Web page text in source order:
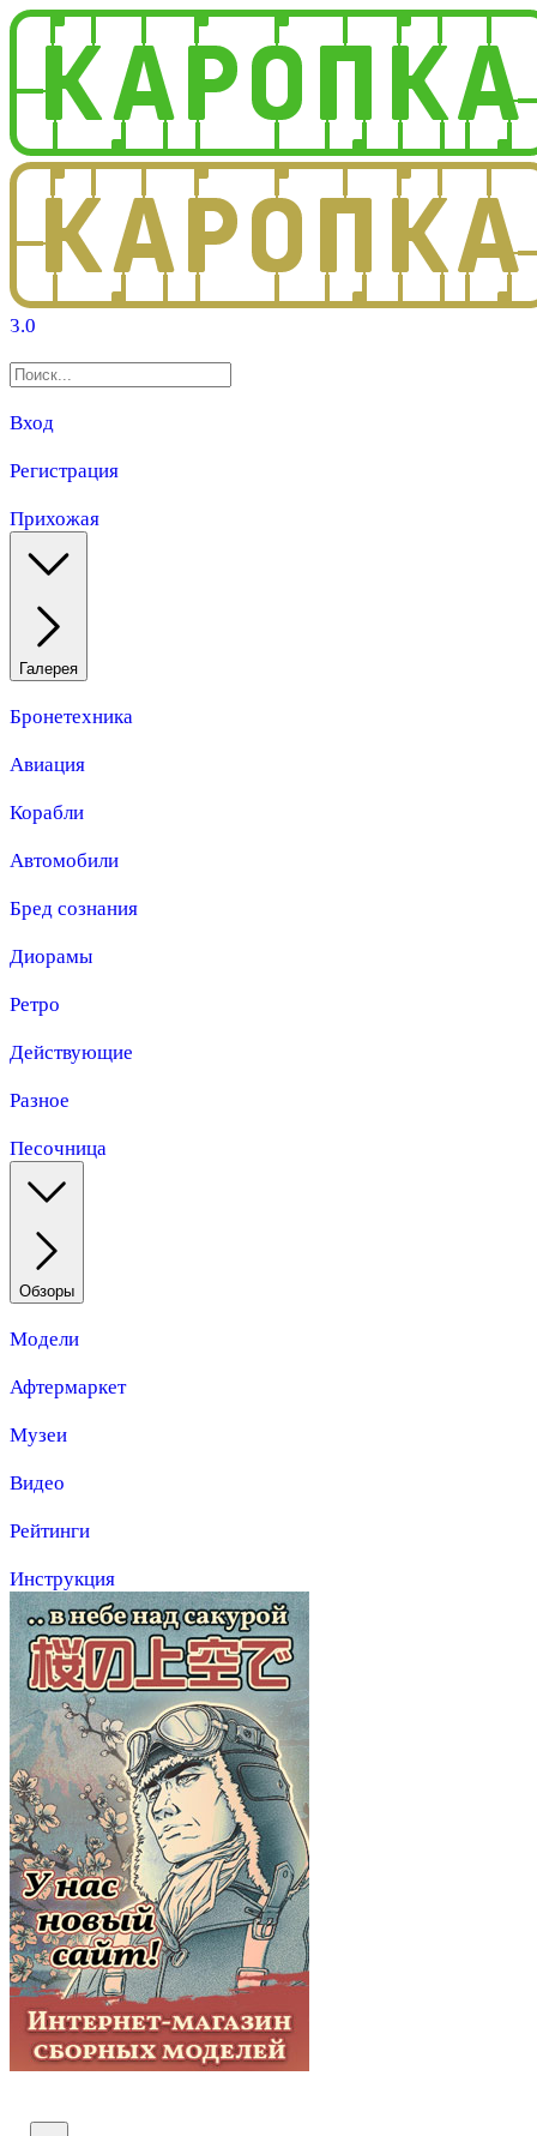
3.0
Вход
Регистрация
Прихожая
Галерея
Бронетехника
Авиация
Корабли
Автомобили
Бред сознания
Диорамы
Ретро
Действующие
Разное
Песочница
Обзоры
Модели
Афтермаркет
Музеи
Видео
Рейтинги
Инструкция